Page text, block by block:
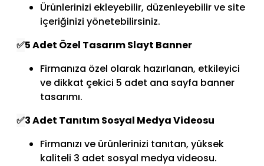
Ürünlerinizi ekleyebilir, düzenleyebilir ve site
içeriğinizi yönetebilirsiniz.
✅5 Adet Özel Tasarım Slayt Banner
Firmanıza özel olarak hazırlanan, etkileyici
ve dikkat çekici 5 adet ana sayfa banner
tasarımı.
✅3 Adet Tanıtım Sosyal Medya Videosu
Firmanızı ve ürünlerinizi tanıtan, yüksek
kaliteli 3 adet sosyal medya videosu.